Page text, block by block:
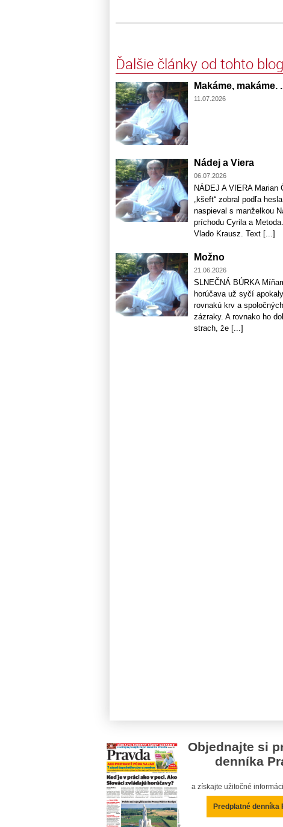
Ďalšie články od tohto
Makáme, makáme.
11.07.2026
Nádej a Viera
06.07.2026
NÁDEJ A VIERA
„kšeft“ zobral podľa
naspieval s manželkou
príchodu Cyrila a
Vlado Krausz. Text [...]
Možno
21.06.2026
SLNEČNÁ BÚRKA
horúčava už syčí
rovnakú krv a
zázraky. A rovnako ho
strach, že [...]
Objednajte si
denníka
a získajte užitočné
Predplatné denníka